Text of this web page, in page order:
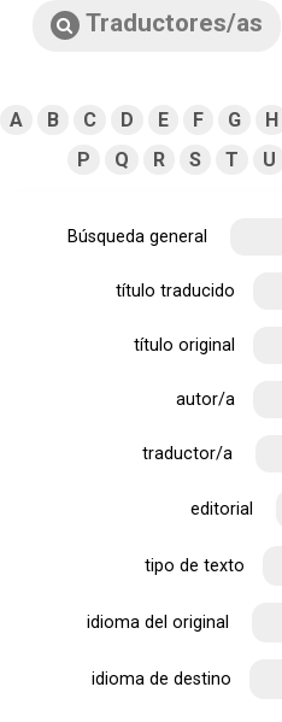
Traductores/as
A B C D E F G H
P
Q R S T U
Búsqueda general
título traducido
título original
autor/a
traductor/a
editorial
tipo de texto
idioma del original
idioma de destino